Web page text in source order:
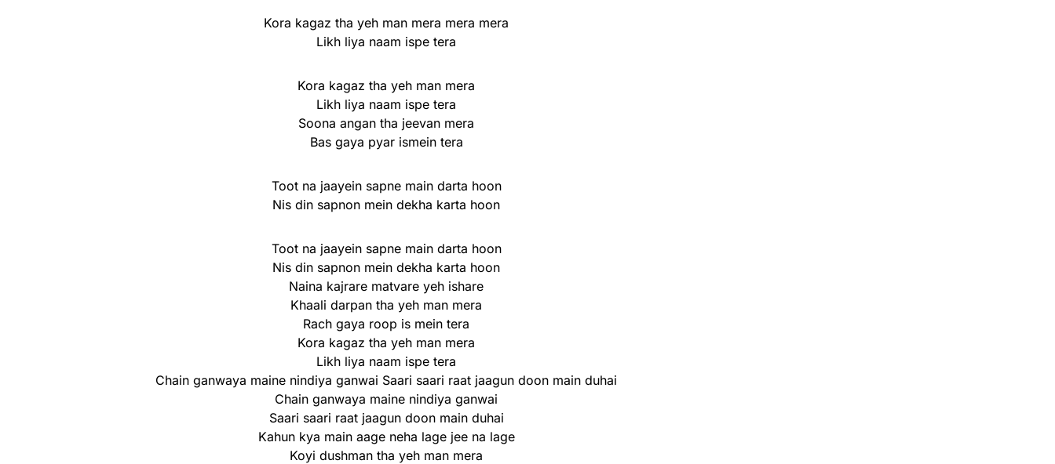
Kora kagaz tha yeh man mera mera mera
Likh liya naam ispe tera
Kora kagaz tha yeh man mera
Likh liya naam ispe tera
Soona angan tha jeevan mera
Bas gaya pyar ismein tera
Toot na jaayein sapne main darta hoon
Nis din sapnon mein dekha karta hoon
Toot na jaayein sapne main darta hoon
Nis din sapnon mein dekha karta hoon
Naina kajrare matvare yeh ishare
Khaali darpan tha yeh man mera
Rach gaya roop is mein tera
Kora kagaz tha yeh man mera
Likh liya naam ispe tera
Chain ganwaya maine nindiya ganwai Saari saari raat jaagun doon main duhai
Chain ganwaya maine nindiya ganwai
Saari saari raat jaagun doon main duhai
Kahun kya main aage neha lage jee na lage
Koyi dushman tha yeh man mera